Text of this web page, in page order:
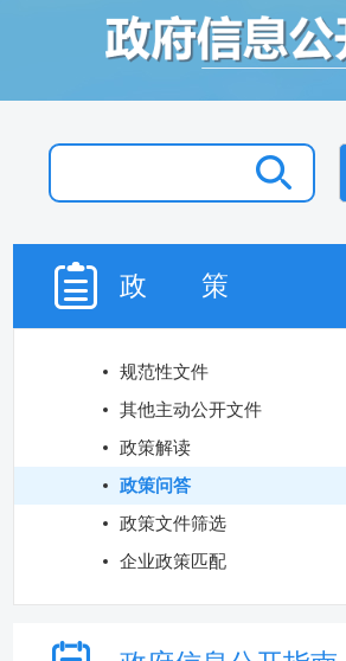
政 策
规范性文件
其他主动公开文件
政策解读
政策问答
政策文件筛选
企业政策匹配